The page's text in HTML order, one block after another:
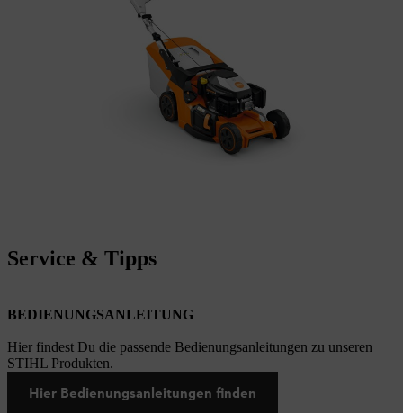
Service & Tipps
BEDIENUNGSANLEITUNG
Hier findest Du die passende Bedienungsanleitungen zu unseren
STIHL Produkten.
Hier Bedienungsanleitungen finden